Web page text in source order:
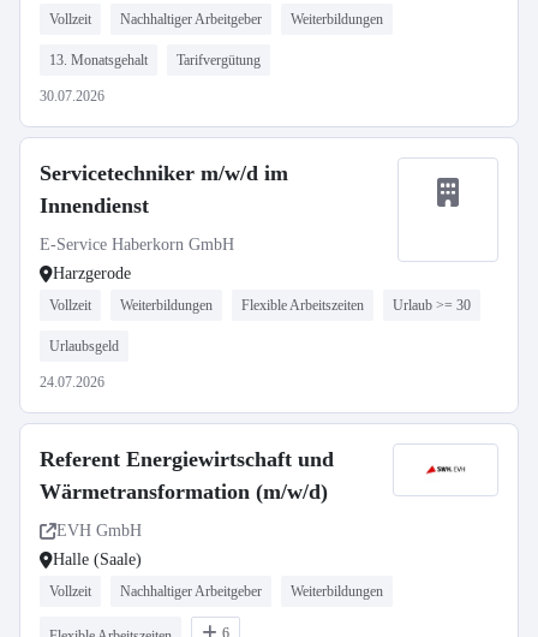
Vollzeit Nachhaltiger Arbeitgeber Weiterbildungen
13. Monatsgehalt Tarifvergütung
30.07.2026
Servicetechniker m/w/d im
Innendienst
E-Service Haberkorn GmbH
Harzgerode
Vollzeit Weiterbildungen Flexible Arbeitszeiten Urlaub >= 30
Urlaubsgeld
24.07.2026
Referent Energiewirtschaft und
Wärmetransformation (m/w/d)
EVH GmbH
Halle (Saale)
Vollzeit Nachhaltiger Arbeitgeber Weiterbildungen
6